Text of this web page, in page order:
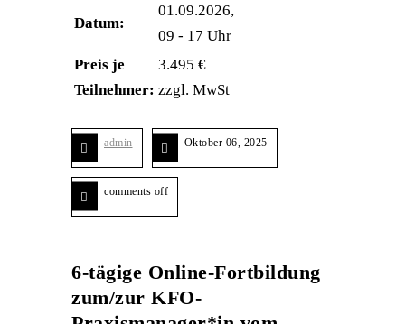
Datum:
01.09.2026,
09 - 17 Uhr
Preis je
Teilnehmer:
3.495 €
zzgl. MwSt
admin Oktober 06, 2025
comments off
6-tägige Online-Fortbildung
zum/zur KFO-